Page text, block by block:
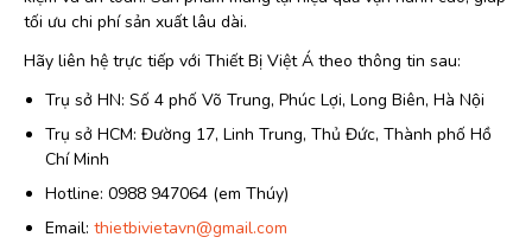
tối ưu chi phí sản xuất lâu dài.
Hãy liên hệ trực tiếp với Thiết Bị Việt Á theo thông tin sau:
Trụ sở HN: Số 4 phố Võ Trung, Phúc Lợi, Long Biên, Hà Nội
Trụ sở HCM: Đường 17, Linh Trung, Thủ Đức, Thành phố Hồ
Chí Minh
Hotline: 0988 947064 (em Thúy)
Email: thietbivietavn@gmail.com